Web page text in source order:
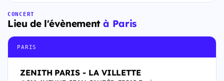
CONCERT
Lieu de l'évènementà Paris
PARIS
ZENITH PARIS - LA VILLETTE